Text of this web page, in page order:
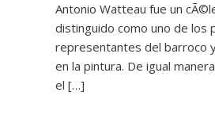
Antonio Watteau fue un
distinguido como uno de los
representantes del barroco
en la pintura. De igual
el […]